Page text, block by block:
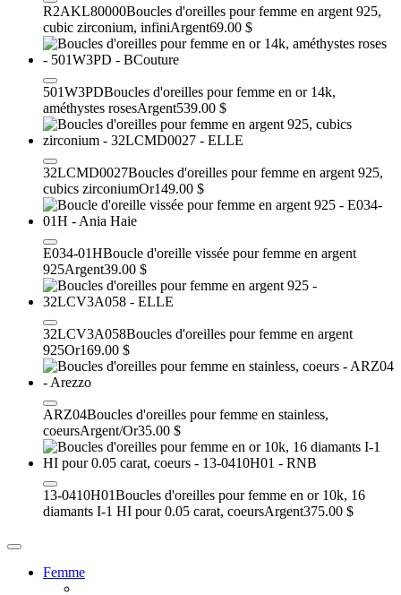
R2AKL80000Boucles d'oreilles pour femme en argent 925,
cubic zirconium, infiniArgent69.00 $
501W3PDBoucles d'oreilles pour femme en or 14k,
améthystes rosesArgent539.00 $
32LCMD0027Boucles d'oreilles pour femme en argent 925,
cubics zirconiumOr149.00 $
E034-01HBoucle d'oreille vissée pour femme en argent
925Argent39.00 $
32LCV3A058Boucles d'oreilles pour femme en argent
925Or169.00 $
ARZ04Boucles d'oreilles pour femme en stainless,
coeursArgent/Or35.00 $
13-0410H01Boucles d'oreilles pour femme en or 10k, 16
diamants I-1 HI pour 0.05 carat, coeursArgent375.00 $
Femme